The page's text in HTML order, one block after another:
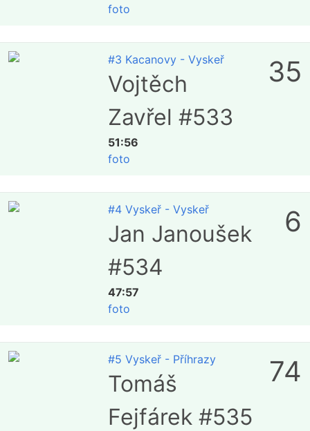
foto
#3 Kacanovy - Vyskeř
Vojtěch
Zavřel #533
51:56
foto
35
#4 Vyskeř - Vyskeř
Jan Janoušek
#534
47:57
foto
6
#5 Vyskeř - Příhrazy
Tomáš
Fejfárek #535
74